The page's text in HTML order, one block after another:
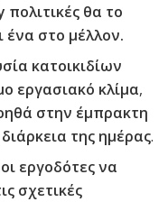
πολιτικές θα το
στο μέλλον.
κατοικιδίων
εργασιακό κλίμα,
στην έμπρακτη
της ημέρας.
εργοδότες να
σχετικές